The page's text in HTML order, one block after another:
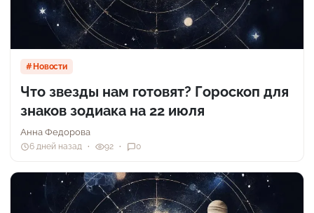
Новости
Что звезды нам готовят? Гороскоп для
знаков зодиака на 22 июля
Анна Федорова
6 дней назад 92 0